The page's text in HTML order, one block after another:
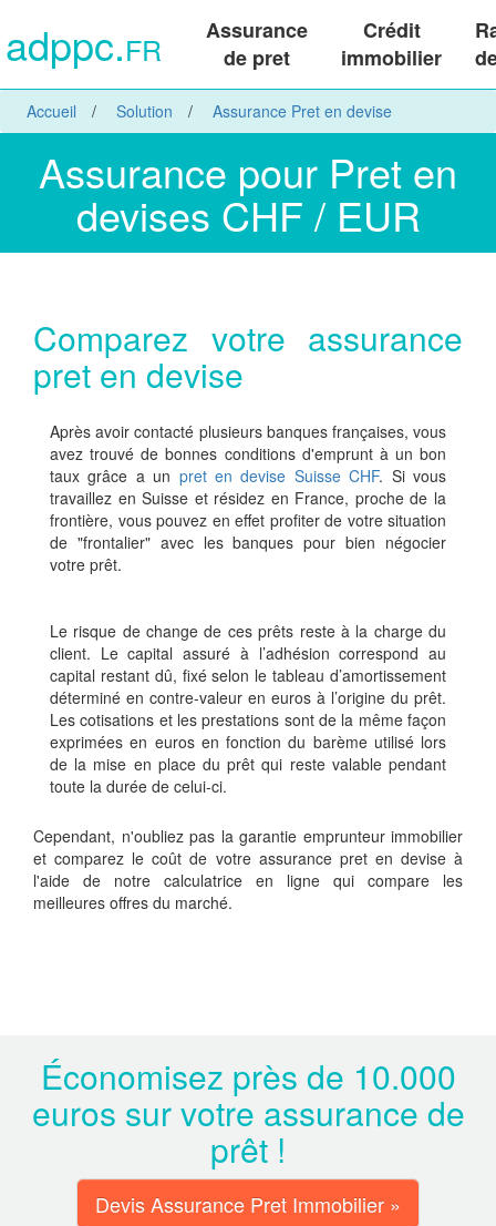
adppc.FR
Assurance
de pret
Crédit
immobilier
Accueil Solution Assurance Pret en devise
Assurance pour Pret en
devises CHF / EUR
Comparez votre assurance
pret en devise
Après avoir contacté plusieurs banques françaises, vous
avez trouvé de bonnes conditions d'emprunt à un bon
taux grâce a un pret en devise Suisse CHF. Si vous
travaillez en Suisse et résidez en France, proche de la
frontière, vous pouvez en effet profiter de votre situation
de "frontalier" avec les banques pour bien négocier
votre prêt.
Le risque de change de ces prêts reste à la charge du
client. Le capital assuré à l’adhésion correspond au
capital restant dû, fixé selon le tableau d’amortissement
déterminé en contre-valeur en euros à l’origine du prêt.
Les cotisations et les prestations sont de la même façon
exprimées en euros en fonction du barème utilisé lors
de la mise en place du prêt qui reste valable pendant
toute la durée de celui-ci.
Cependant, n'oubliez pas la garantie emprunteur immobilier
et comparez le coût de votre assurance pret en devise à
l'aide de notre calculatrice en ligne qui compare les
meilleures offres du marché.
Économisez près de 10.000
euros sur votre assurance de
prêt !
Devis Assurance Pret Immobilier »